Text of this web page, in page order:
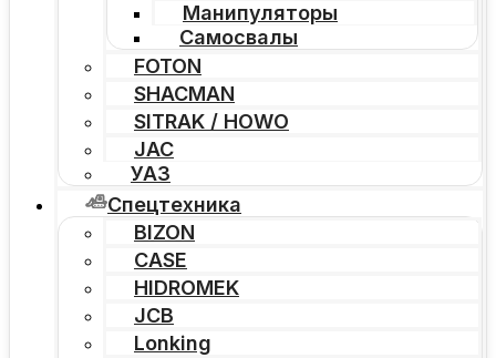
Манипуляторы
Самосвалы
FOTON
SHACMAN
SITRAK / HOWO
JAC
УАЗ
Спецтехника
BIZON
CASE
HIDROMEK
JCB
Lonking